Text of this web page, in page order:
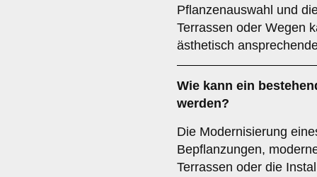
Pflanzenauswahl und
Terrassen oder Wegen
ästhetisch
Wie kann ein
werden?
Die Modernisierung
Bepflanzungen,
Terrassen oder die